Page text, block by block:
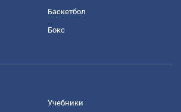
Баскетбол
Бокс
Учебники